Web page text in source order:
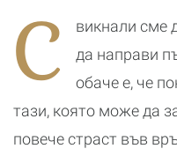
С
викнали сме
да направи
обаче е, че
тази, която може да
повече страст във